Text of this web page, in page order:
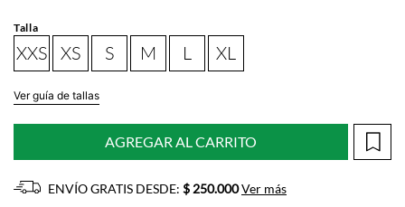
Talla
XXS XS S M L XL
Ver guía de tallas
AGREGAR AL CARRITO
ENVÍO GRATIS DESDE: $ 250.000Ver más